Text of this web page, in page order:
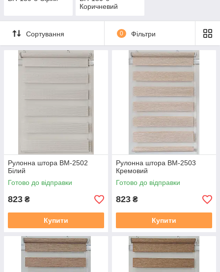
Коричневий
Сортування 0 Фільтри
Рулонна штора ВМ-2502
Бiлий
Готово до відправки
823 ₴
Купити
Рулонна штора ВМ-2503
Кремовий
Готово до відправки
823 ₴
Купити